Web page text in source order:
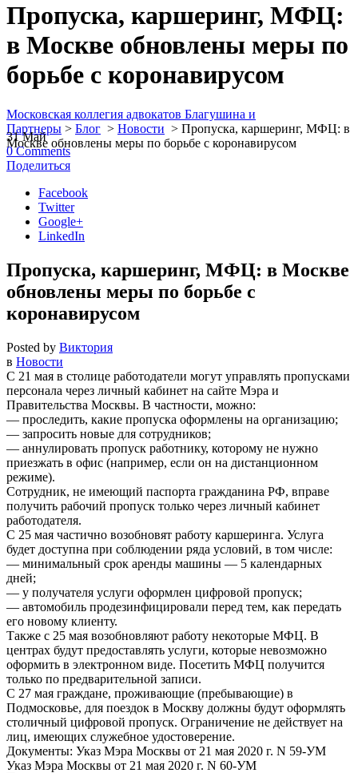
Пропуска, каршеринг, МФЦ:
в Москве обновлены меры по
борьбе с коронавирусом
Московская коллегия адвокатов Благушина и
Партнеры > Блог > Новости > Пропуска, каршеринг, МФЦ: в
Москве обновлены меры по борьбе с коронавирусом
31 Май
0 Comments
Поделиться
Facebook
Twitter
Google+
LinkedIn
Пропуска, каршеринг, МФЦ: в Москве
обновлены меры по борьбе с
коронавирусом
Posted by Виктория
в Новости
С 21 мая в столице работодатели могут управлять пропусками
персонала через личный кабинет на сайте Мэра и
Правительства Москвы. В частности, можно:
— проследить, какие пропуска оформлены на организацию;
— запросить новые для сотрудников;
— аннулировать пропуск работнику, которому не нужно
приезжать в офис (например, если он на дистанционном
режиме).
Сотрудник, не имеющий паспорта гражданина РФ, вправе
получить рабочий пропуск только через личный кабинет
работодателя.
С 25 мая частично возобновят работу каршеринга. Услуга
будет доступна при соблюдении ряда условий, в том числе:
— минимальный срок аренды машины — 5 календарных
дней;
— у получателя услуги оформлен цифровой пропуск;
— автомобиль продезинфицировали перед тем, как передать
его новому клиенту.
Также с 25 мая возобновляют работу некоторые МФЦ. В
центрах будут предоставлять услуги, которые невозможно
оформить в электронном виде. Посетить МФЦ получится
только по предварительной записи.
С 27 мая граждане, проживающие (пребывающие) в
Подмосковье, для поездок в Москву должны будут оформлять
столичный цифровой пропуск. Ограничение не действует на
лиц, имеющих служебное удостоверение.
Документы: Указ Мэра Москвы от 21 мая 2020 г. N 59-УМ
Указ Мэра Москвы от 21 мая 2020 г. N 60-УМ